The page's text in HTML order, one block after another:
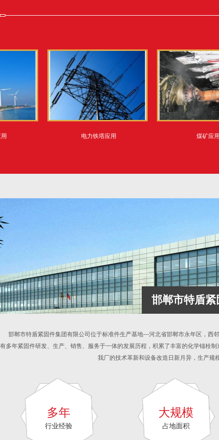
电力铁塔应用
邯郸市特盾
邯郸市特盾紧固件集团有限公司位于标准件生产基地---河北省邯郸市永年区，西
有多年紧固件研发、生产、销售、服务于一体的发展历程，积累了丰富的化学锚栓
我厂的技术革新和设备改造日新月异，生产规
多年
行业经验
大规模
占地面积